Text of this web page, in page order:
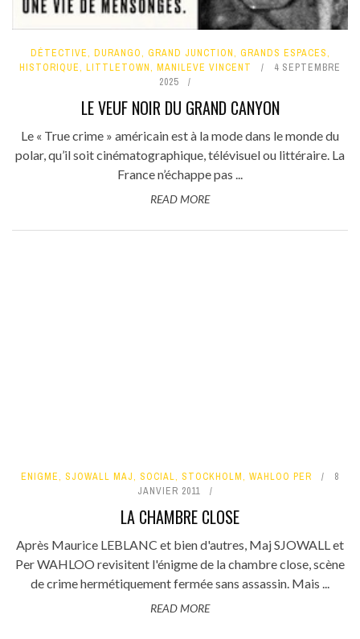
DÉTECTIVE, DURANGO, GRAND JUNCTION, GRANDS ESPACES,
HISTORIQUE, LITTLETOWN, MANILEVE VINCENT
4 SEPTEMBRE
2025
LE VEUF NOIR DU GRAND CANYON
Le « True crime » américain est à la mode dans le monde du
polar, qu’il soit cinématographique, télévisuel ou littéraire. La
France n’échappe pas ...
READ MORE
ENIGME, SJOWALL MAJ, SOCIAL, STOCKHOLM, WAHLOO PER
8
JANVIER 2011
LA CHAMBRE CLOSE
Après Maurice LEBLANC et bien d'autres, Maj SJOWALL et
Per WAHLOO revisitent l'énigme de la chambre close, scène
de crime hermétiquement fermée sans assassin. Mais ...
READ MORE